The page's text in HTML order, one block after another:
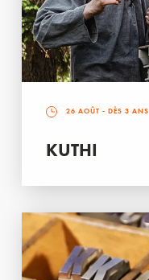
26 AOÛT - DÈS 3 ANS
KUTHI